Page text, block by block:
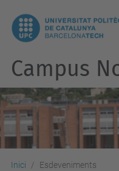
Campus
Inici Esdeveniments